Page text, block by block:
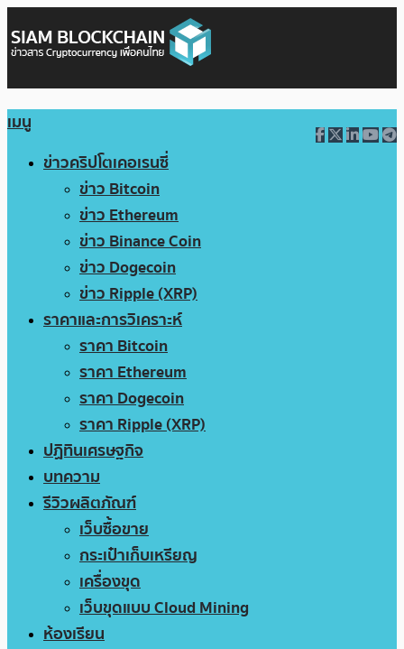
เมนู
ข่าวคริปโตเคอเรนซี่
ข่าว Bitcoin
ข่าว Ethereum
ข่าว Binance Coin
ข่าว Dogecoin
ข่าว Ripple (XRP)
ราคาและการวิเคราะห์
ราคา Bitcoin
ราคา Ethereum
ราคา Dogecoin
ราคา Ripple (XRP)
ปฏิทินเศรษฐกิจ
บทความ
รีวิวผลิตภัณฑ์
เว็บซื้อขาย
กระเป๋าเก็บเหรียญ
เครื่องขุด
เว็บขุดแบบ Cloud Mining
ห้องเรียน